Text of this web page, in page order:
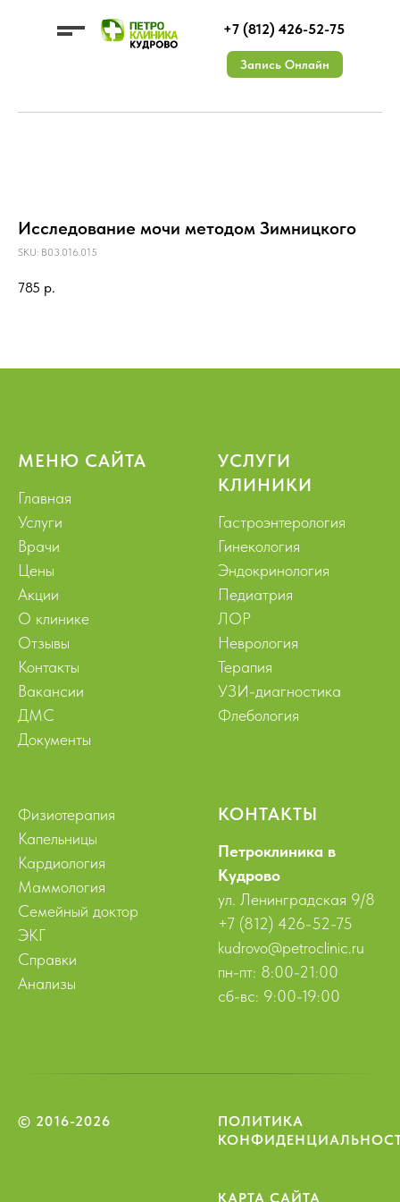
+7 (812) 426-52-75
Запись Онлайн
КОНТАКТЫ
ОТЗЫВЫ
ВРАЧИ АКЦИИ
ДМС
Документы
Исследование мочи методом Зимницкого
SKU: B03.016.015
785 р.
МЕНЮ САЙТА
Главная
Услуги
Врачи
Цены
Акции
О клинике
Отзывы
Контакты
Вакансии
ДМС
Документы
УСЛУГИ
КЛИНИКИ
Гастроэнтерология
Гинекология
Эндокринология
Педиатрия
ЛОР
Неврология
Терапия
УЗИ-диагностика
Флебология
Физиотерапия
Капельницы
Кардиология
Маммология
Семейный доктор
ЭКГ
Справки
Анализы
КОНТАКТЫ
Петроклиника в
Кудрово
ул. Ленинградская 9/8
+7 (812) 426-52-75
kudrovo@petroclinic.ru
пн-пт: 8:00-21:00
сб-вс: 9:00-19:00
© 2016-2026
ПОЛИТИКА
КАРТА САЙТА